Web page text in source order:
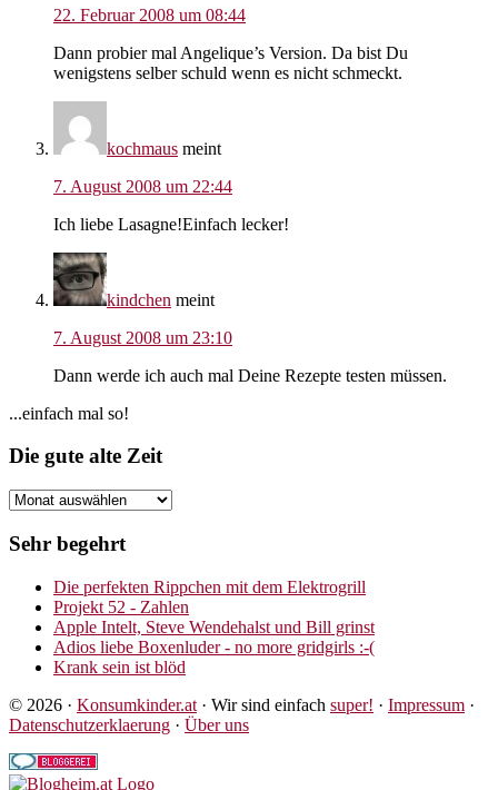
22. Februar 2008 um 08:44
Dann probier mal Angelique’s Version. Da bist Du
wenigstens selber schuld wenn es nicht schmeckt.
kochmaus meint
7. August 2008 um 22:44
Ich liebe Lasagne!Einfach lecker!
kindchen meint
7. August 2008 um 23:10
Dann werde ich auch mal Deine Rezepte testen müssen.
Seitenspalte
...einfach mal so!
Footer
Die gute alte Zeit
Die
alte
Sehr begehrt
Die perfekten Rippchen mit dem Elektrogrill
Projekt 52 - Zahlen
Apple Intelt, Steve Wendehalst und Bill grinst
Adios liebe Boxenluder - no more gridgirls :-(
Krank sein ist blöd
© 2026 · Konsumkinder.at · Wir sind einfach super! · Impressum ·
Datenschutzerklaerung · Über uns